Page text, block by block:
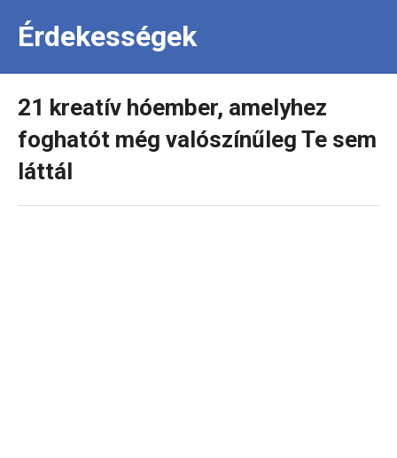
Érdekességek
21 kreatív hóember, amelyhez
foghatót még valószínűleg Te sem
láttál